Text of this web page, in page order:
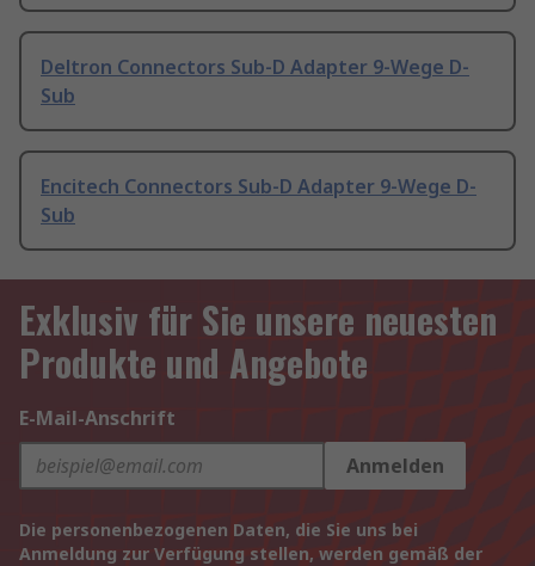
Deltron Connectors Sub-D Adapter 9-Wege D-
Sub
Encitech Connectors Sub-D Adapter 9-Wege D-
Sub
Exklusiv für Sie unsere neuesten
Produkte und Angebote
E-Mail-Anschrift
Anmelden
Die personenbezogenen Daten, die Sie uns bei
Anmeldung zur Verfügung stellen, werden gemäß der